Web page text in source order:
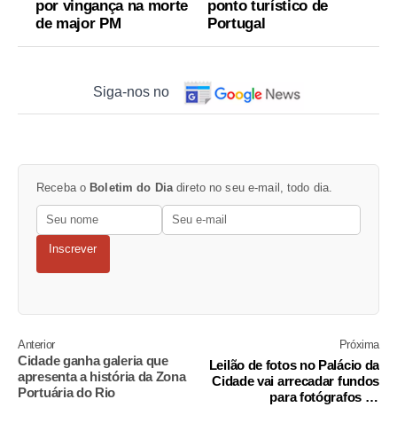
por vingança na morte
de major PM
ponto turístico de
Portugal
Siga-nos no
Receba o Boletim do Diadireto no seu e-mail, todo dia.
Inscrever
Anterior
Cidade ganha galeria que
apresenta a história da Zona
Portuária do Rio
Próxima
Leilão de fotos no Palácio da
Cidade vai arrecadar fundos
para fotógrafos de